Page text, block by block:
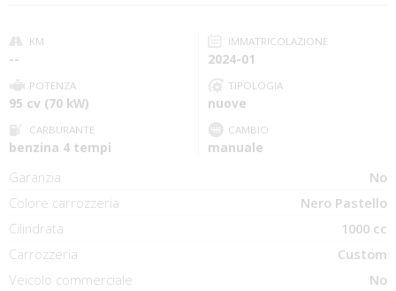
KM
--
IMMATRICOLAZIONE
2024-01
POTENZA
95 cv (70 kW)
TIPOLOGIA
nuove
CARBURANTE
benzina 4 tempi
CAMBIO
manuale
Garanzia
No
Colore carrozzeria
Nero Pastello
Cilindrata
1000 cc
Carrozzeria
Custom
Veicolo commerciale
No